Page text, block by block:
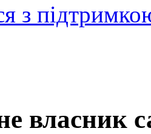
з
власник